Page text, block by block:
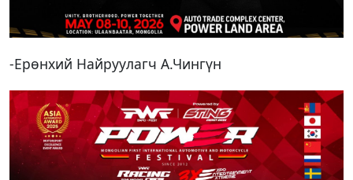
-Ерөнхий Найруулагч А.Чингүн